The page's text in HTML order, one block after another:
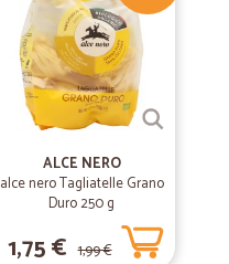
ALCE NERO
alce nero Tagliatelle Grano
Duro 250 g
1,75 € 1,99 €